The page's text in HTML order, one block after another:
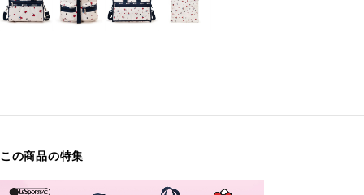
この商品の特集